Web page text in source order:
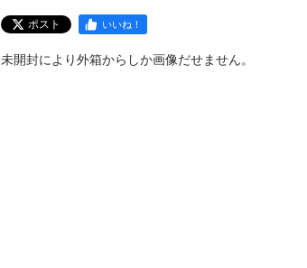
ポスト いいね！
未開封により外箱からしか画像だせません。